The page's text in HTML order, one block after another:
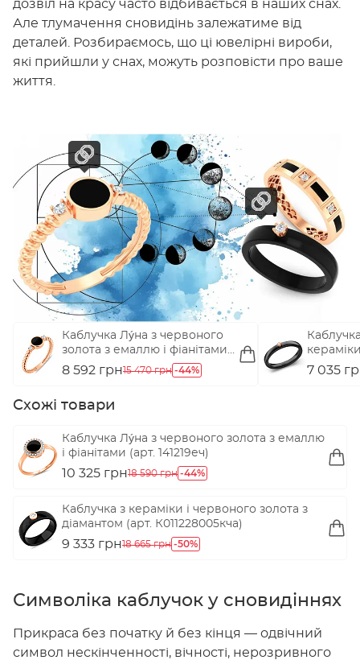
дозвіл на красу часто відбивається в наших снах.
Але тлумачення сновидінь залежатиме від
деталей. Розбираємось, що ці ювелірні вироби,
які прийшли у снах, можуть розповісти про ваше
життя.
Каблучка Лýна з червоного
золота з емаллю і фіанітами
(арт. 141237еч)
8 592 грн15 470 грн -44% 7 035
Схожі товари
Каблучка Лýна з червоного золота з емаллю
і фіанітами (арт. 141219еч)
10 325 грн18 590 грн -44%
Каблучка з кераміки і червоного золота з
діамантом (арт. К011228005кча)
9 333 грн18 665 грн -50%
Символіка каблучок у сновидіннях
Прикраса без початку й без кінця — одвічний
символ нескінченності, вічності, нерозривного